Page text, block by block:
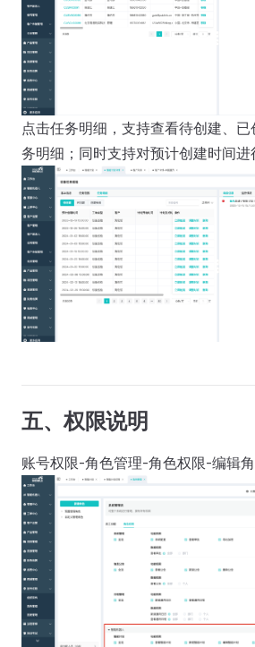
点击任务明细，支持查看待创建、
务明细；同时支持对预计创建时间进
五、权限说明
账号权限-角色管理-角色权限-编辑